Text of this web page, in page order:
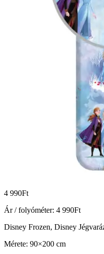
4 990Ft
Ár / folyóméter: 4 990Ft
Disney Frozen, Disney
Mérete: 90×200 cm